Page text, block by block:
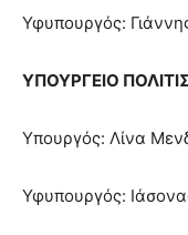
Υφυπουργός:
ΥΠΟΥΡΓΕΙΟ
Υπουργός: Λίνα
Υφυπουργός: